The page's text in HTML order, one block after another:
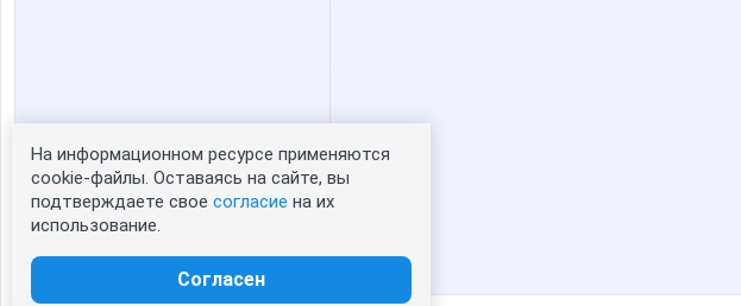
Статистика портрета:
сейчас просматривают портрет - 0
зарегистрированные пользователи
На информационном ресурсе применяются
cookie-файлы. Оставаясь на сайте, вы
подтверждаете свое согласие на их
использование.
Согласен